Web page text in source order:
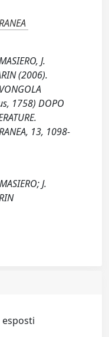
J.
(2006).
1758) DOPO
13, 1098-
J.